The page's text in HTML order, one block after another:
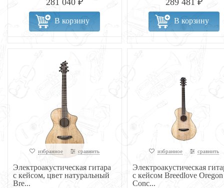
281 040 ₽
В корзину
289 481 ₽
В корзину
избранное сравнить
Электроакустическая гитара
с кейсом, цвет натуральный
Bre...
избранное сравнить
Электроакустическая
с кейсом Breedlove Oregon
Conc...